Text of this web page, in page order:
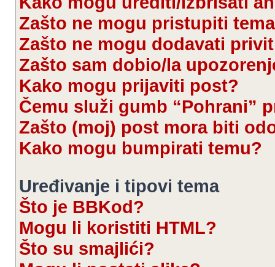
Zašto ne mogu pristupiti
Zašto ne mogu dodavati
Zašto sam dobio/la
Kako mogu prijaviti post?
Čemu služi gumb “Pohrani”
Zašto (moj) post mora biti
Kako mogu bumpirati temu?
Uređivanje i tipovi tema
Što je BBKod?
Mogu li koristiti HTML?
Što su smajlići?